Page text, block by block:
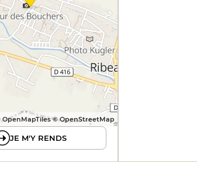
OpenMapTiles © OpenStreetMap
JE M'Y RENDS